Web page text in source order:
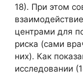
18). При этом
центрами для
риска (сами
них). Как
исследовании